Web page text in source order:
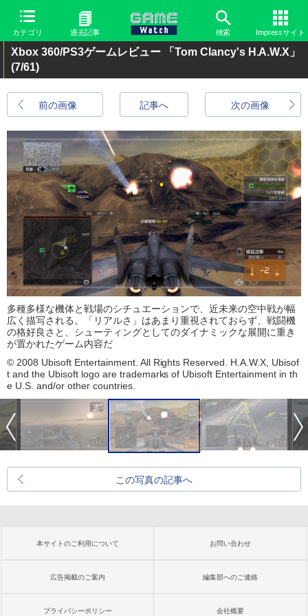
カテゴリ 過去記事 検索 Impressサイト
Xbox 360/PS3ゲームレビュー 「Tom Clancy's H.A.W.X」
(7/61)
前の画像 次の画像
記事へ
多種多様な機体と戦場のシチュエーションで、近未来の空中戦が幅
広く描写される。「リアルさ」はあまり重視されておらず、戦闘機
の格好良さと、シューティングとしてのダイナミックな展開に重き
が置かれたゲーム内容だ
© 2008 Ubisoft Entertainment. All Rights Reserved. H.A.W.X, Ubisof
t and the Ubisoft logo are trademarks of Ubisoft Entertainment in th
e U.S. and/or other countries.
この写真の記事へ
本サイトのご利用について お問い合わせ
広告掲載のご案内 編集部へのご連絡
プライバシーポリシー 会社概要